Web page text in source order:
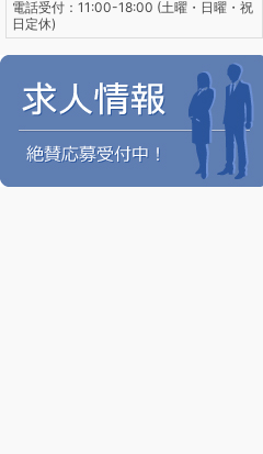
電話受付：11:00-18:00 (土曜・日曜・祝
日定休)